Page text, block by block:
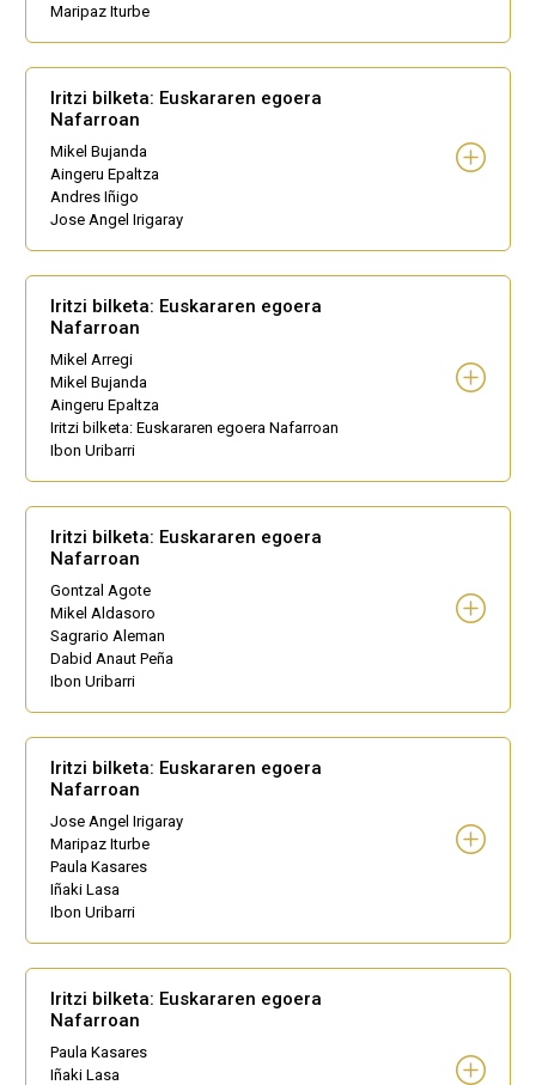
Maripaz Iturbe
Iritzi bilketa: Euskararen egoera
Nafarroan
Mikel Bujanda
Aingeru Epaltza
Andres Iñigo
Jose Angel Irigaray
Iritzi bilketa: Euskararen egoera
Nafarroan
Mikel Arregi
Mikel Bujanda
Aingeru Epaltza
Iritzi bilketa: Euskararen egoera Nafarroan
Ibon Uribarri
Iritzi bilketa: Euskararen egoera
Nafarroan
Gontzal Agote
Mikel Aldasoro
Sagrario Aleman
Dabid Anaut Peña
Ibon Uribarri
Iritzi bilketa: Euskararen egoera
Nafarroan
Jose Angel Irigaray
Maripaz Iturbe
Paula Kasares
Iñaki Lasa
Ibon Uribarri
Iritzi bilketa: Euskararen egoera
Nafarroan
Paula Kasares
Iñaki Lasa